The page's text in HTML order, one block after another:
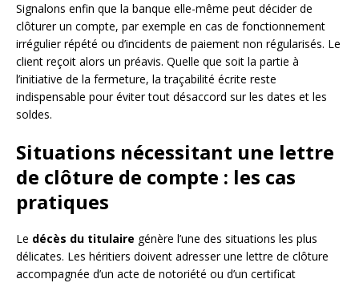
Signalons enfin que la banque elle-même peut décider de
clôturer un compte, par exemple en cas de fonctionnement
irrégulier répété ou d’incidents de paiement non régularisés. Le
client reçoit alors un préavis. Quelle que soit la partie à
l’initiative de la fermeture, la traçabilité écrite reste
indispensable pour éviter tout désaccord sur les dates et les
soldes.
Situations nécessitant une lettre
de clôture de compte : les cas
pratiques
Le décès du titulaire génère l’une des situations les plus
délicates. Les héritiers doivent adresser une lettre de clôture
accompagnée d’un acte de notoriété ou d’un certificat